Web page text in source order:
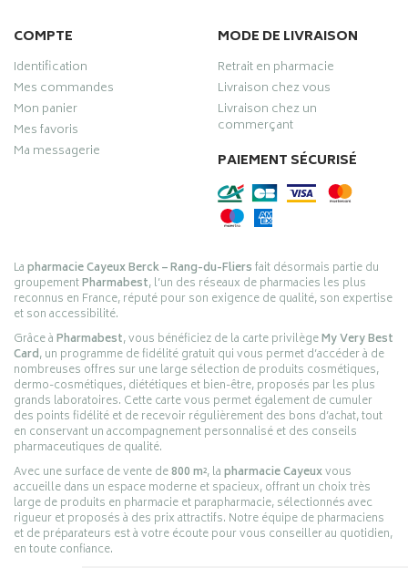
COMPTE
Identification
Mes commandes
Mon panier
Mes favoris
Ma messagerie
MODE DE LIVRAISON
Retrait en pharmacie
Livraison chez vous
Livraison chez un
commerçant
PAIEMENT SÉCURISÉ
Lapharmacie Cayeux Berck – Rang-du-Fliersfait désormais partie du
groupementPharmabest, l’un des réseaux de pharmacies les plus
reconnus en France, réputé pour son exigence de qualité, son expertise
et son accessibilité.
Grâce àPharmabest, vous bénéficiez de la carte privilègeMy Very Best
Card, un programme de fidélité gratuit qui vous permet d’accéder à de
nombreuses offres sur une large sélection de produits cosmétiques,
dermo-cosmétiques, diététiques et bien-être, proposés par les plus
grands laboratoires. Cette carte vous permet également de cumuler
des points fidélité et de recevoir régulièrement des bons d’achat, tout
en conservant un accompagnement personnalisé et des conseils
pharmaceutiques de qualité.
Avec une surface de vente de800 m², lapharmacie Cayeuxvous
accueille dans un espace moderne et spacieux, offrant un choix très
large de produits en pharmacie et parapharmacie, sélectionnés avec
rigueur et proposés à des prix attractifs. Notre équipe de pharmaciens
et de préparateurs est à votre écoute pour vous conseiller au quotidien,
en toute confiance.